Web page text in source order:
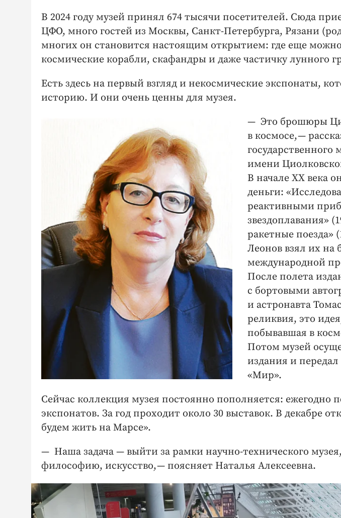
В 2024 году музей принял 674 тысячи посетителей. Сюда
ЦФО, много гостей из Москвы, Санкт-­Петербурга, Рязани
многих он становится настоящим открытием: где еще
космические корабли, скафандры и даже частичку лунного
Есть здесь на первый взгляд и некосмические экспонаты,
историю. И они очень ценны для музея.
— Это брошюры
в космосе, —
имени
В начале XX века
деньги:
реактивными
звездоплавания»
ракетные поезда»
Леонов взял их на
международной
После полета
с бортовыми
и астронавта
реликвия, ​это
побывавшая в
Потом музей
издания и
«Мир».
Сейчас коллекция музея постоянно пополняется: ежегодно
экспонатов. За год проходит около 30 выставок. В декабре
будем жить на Марсе».
— Наша задача — ​выйти за рамки научно-­технического
философию, искусство, — ​поясняет Наталья Алексеевна.